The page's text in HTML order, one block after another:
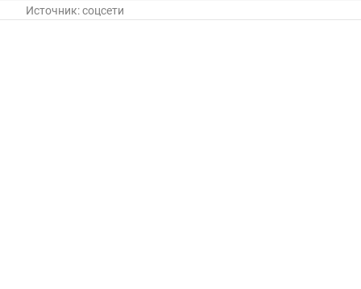
Источник:соцсети